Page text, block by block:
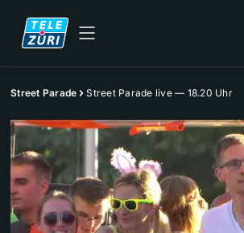
Street Parade Street Parade live — 18.20 Uhr